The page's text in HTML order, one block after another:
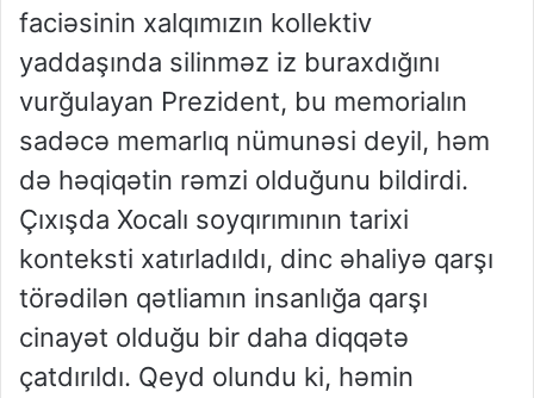
faciəsinin xalqımızın kollektiv
yaddaşında silinməz iz buraxdığını
vurğulayan Prezident, bu memorialın
sadəcə memarlıq nümunəsi deyil, həm
də həqiqətin rəmzi olduğunu bildirdi.
Çıxışda Xocalı soyqırımının tarixi
konteksti xatırladıldı, dinc əhaliyə qarşı
törədilən qətliamın insanlığa qarşı
cinayət olduğu bir daha diqqətə
çatdırıldı. Qeyd olundu ki, həmin